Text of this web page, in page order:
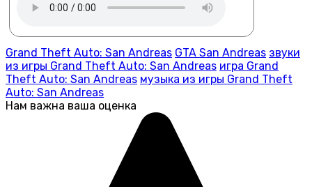
Grand Theft Auto: San Andreas GTA San Andreas звуки
из игры Grand Theft Auto: San Andreas игра Grand
Theft Auto: San Andreas музыка из игры Grand Theft
Auto: San Andreas
Нам важна ваша оценка